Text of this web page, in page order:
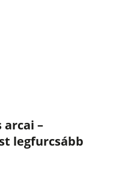
arcai –
legfurcsább